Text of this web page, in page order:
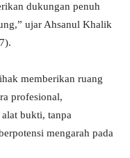
dukungan penuh
ujar Ahsanul Khalik
memberikan ruang
profesional,
bukti, tanpa
mengarah pada